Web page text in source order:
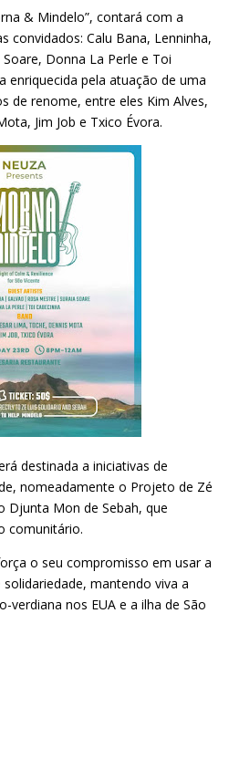
& Mindelo”, contará com a
convidados: Calu Bana, Lenninha,
Donna La Perle e Toi
enriquecida pela atuação de uma
de renome, entre eles Kim Alves,
Jim Job e Txico Évora.
destinada a iniciativas de
nomeadamente o Projeto de Zé
Djunta Mon de Sebah, que
comunitário.
o seu compromisso em usar a
mantendo viva a
verdiana nos EUA e a ilha de São